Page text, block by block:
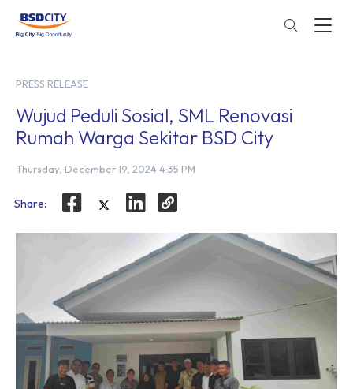
PRESS RELEASE
Wujud Peduli Sosial, SML Renovasi
Rumah Warga Sekitar BSD City
Thursday, December 19, 2024 4:35 PM
Share: